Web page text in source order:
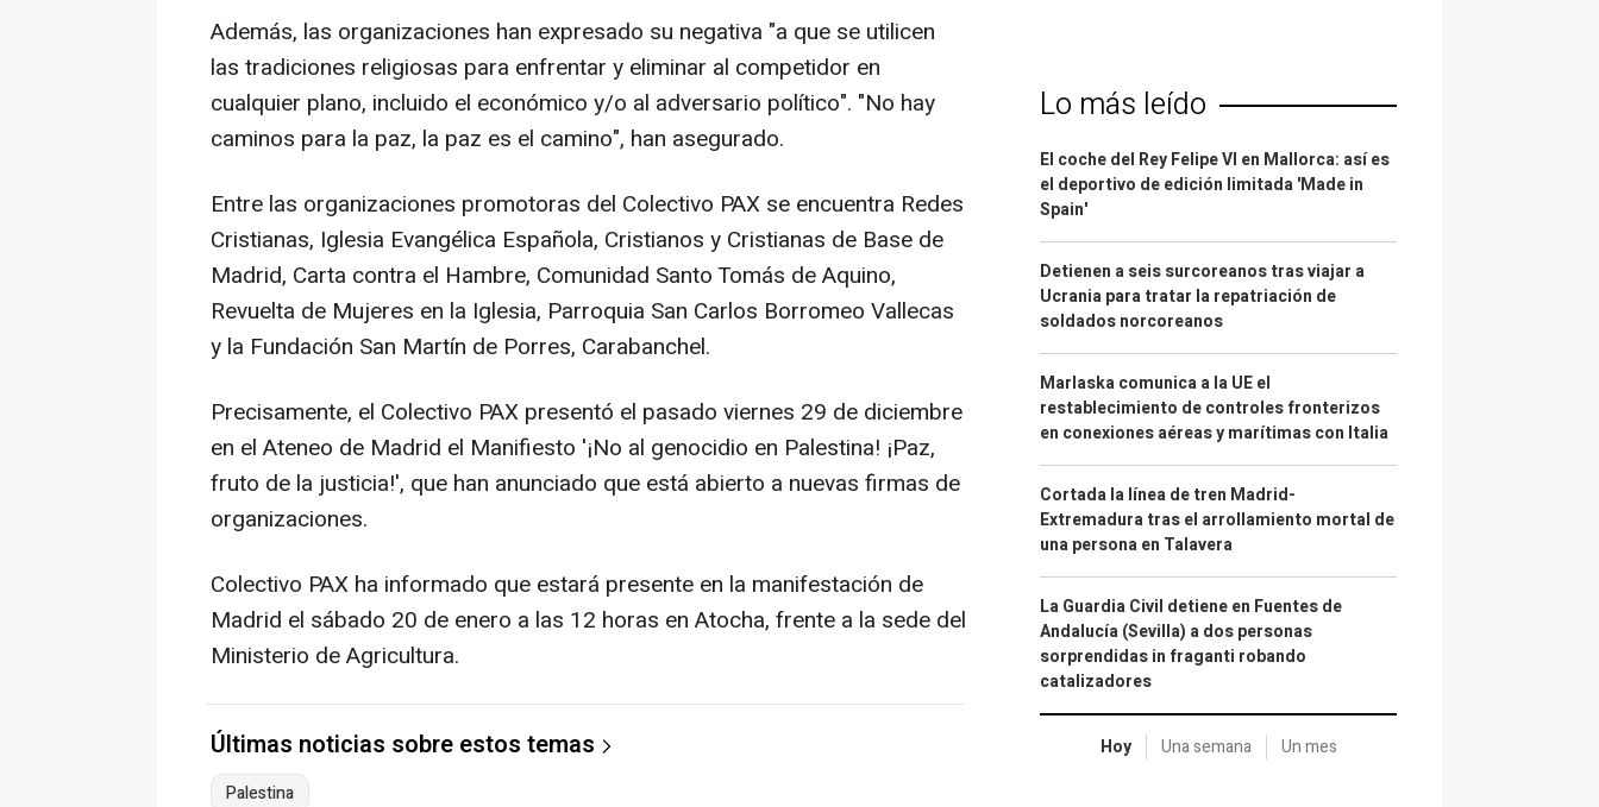
Además, las organizaciones han expresado su negativa "a que se utilicen
las tradiciones religiosas para enfrentar y eliminar al competidor en
cualquier plano, incluido el económico y/o al adversario político". "No hay
caminos para la paz, la paz es el camino", han asegurado.
Entre las organizaciones promotoras del Colectivo PAX se encuentra Redes
Cristianas, Iglesia Evangélica Española, Cristianos y Cristianas de Base de
Madrid, Carta contra el Hambre, Comunidad Santo Tomás de Aquino,
Revuelta de Mujeres en la Iglesia, Parroquia San Carlos Borromeo Vallecas
y la Fundación San Martín de Porres, Carabanchel.
Precisamente, el Colectivo PAX presentó el pasado viernes 29 de diciembre
en el Ateneo de Madrid el Manifiesto '¡No al genocidio en Palestina! ¡Paz,
fruto de la justicia!', que han anunciado que está abierto a nuevas firmas de
organizaciones.
Colectivo PAX ha informado que estará presente en la manifestación de
Madrid el sábado 20 de enero a las 12 horas en Atocha, frente a la sede del
Ministerio de Agricultura.
Últimas noticias sobre estos temas
Palestina
Lo más leído
El coche del Rey Felipe VI en Mallorca: así es
el deportivo de edición limitada 'Made in
Spain'
Detienen a seis surcoreanos tras viajar a
Ucrania para tratar la repatriación de
soldados norcoreanos
Marlaska comunica a la UE el
restablecimiento de controles fronterizos
en conexiones aéreas y marítimas con Italia
Cortada la línea de tren Madrid-
Extremadura tras el arrollamiento mortal de
una persona en Talavera
La Guardia Civil detiene en Fuentes de
Andalucía (Sevilla) a dos personas
sorprendidas in fraganti robando
catalizadores
Hoy Una semana Un mes